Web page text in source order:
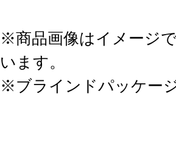
※商品画像はイメージ
います。
※ブラインドパッケージ